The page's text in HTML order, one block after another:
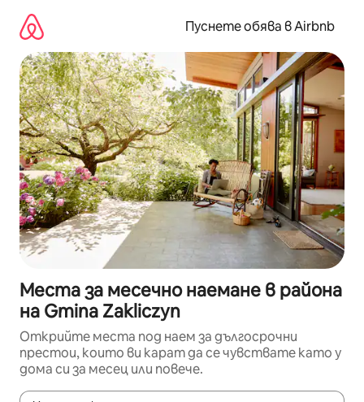
съдържанието
Пуснете обява в Airbnb
Места за месечно наемане в района
на Gmina Zakliczyn
Открийте места под наем за дългосрочни
престои, които ви карат да се чувствате като у
дома си за месец или повече.